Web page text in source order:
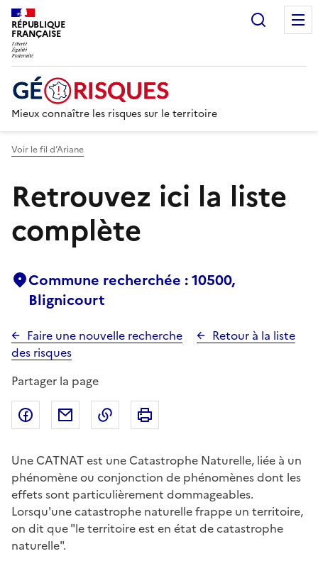
RÉPUBLIQUE
FRANÇAISE
Mieux connaître les risques sur le territoire
Voir le fil d’Ariane
Retrouvez ici la liste
complète
Commune recherchée : 10500,
Blignicourt
Faire une nouvelle recherche
Retour à la liste
des risques
Partager la page
Partager sur Facebook
Partager par emailCopier dans le presse-papier
Une CATNAT est une Catastrophe Naturelle, liée à un
phénomène ou conjonction de phénomènes dont les
effets sont particulièrement dommageables.
Lorsqu'une catastrophe naturelle frappe un territoire,
on dit que "le territoire est en état de catastrophe
naturelle".